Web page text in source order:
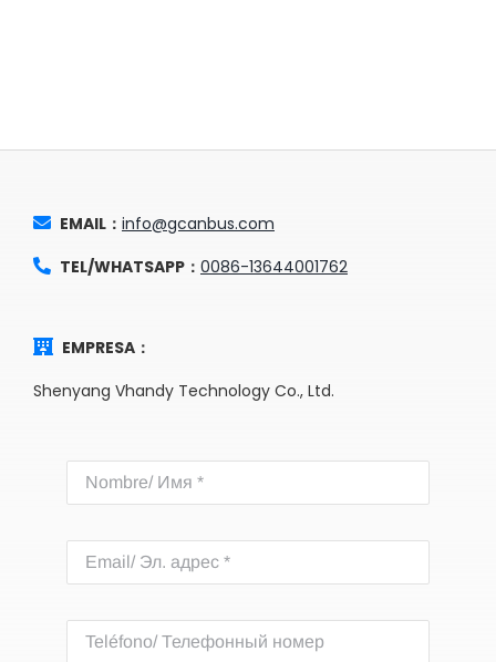
EMAIL： info@gcanbus.com
TEL/WHATSAPP： 0086-13644001762
EMPRESA：
Shenyang Vhandy Technology Co., Ltd.